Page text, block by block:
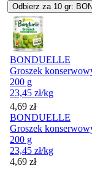
Odbierz za 10 gr:
BONDUELLE
Groszek
200 g
23,45 zł/kg
Cena
4,69 zł
BONDUELLE
Groszek
200 g
23,45 zł/kg
Cena
4,69 zł